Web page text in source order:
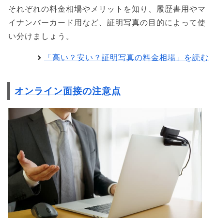
それぞれの料金相場やメリットを知り、履歴書用やマ
イナンバーカード用など、証明写真の目的によって使
い分けましょう。
「高い？安い？証明写真の料金相場」を読む
オンライン面接の注意点